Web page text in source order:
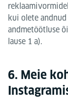
kui olete
andmetöötluse
lause 1 a).
6. Meie